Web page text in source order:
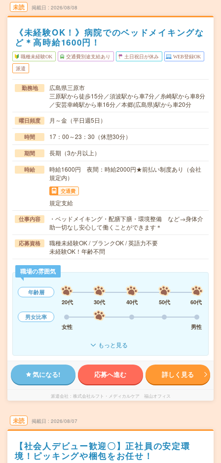
未読 掲載日 2026/08/08
《未経験OK！》病院でのベッドメイキングな
ど＊高時給1600円！
職種未経験OK 交通費別途支給あり 土日祝日が休み WEB登録OK
派遣
勤務地
広島県三原市
三原駅から徒歩15分／須波駅から車7分／糸崎駅から車8分
／安芸幸崎駅から車16分／本郷(広島県)駅から車20分
曜日頻度 月～金（平日週5日）
時間 17：00～23：30（休憩30分）
期間 長期（3か月以上）
時給
時給1600円 夜間：時給2000円★前払い制度あり（会社
規定内）
交通費
規定支給
仕事内容
・ベッドメイキング・配膳下膳・環境整備 など→身体介
助一切なし安心して働くことができます＊
応募資格
職種未経験OK / ブランクOK / 英語力不要
未経験OK！年齢不問
職場の雰囲気
年齢層
20代
30代 40代 50代
60代
男女比率
女性
男性
もっと見る
気になる! 応募へ進む 詳しく見る
派遣会社 株式会社ルフト・メディカルケア 福山オフィス
未読 掲載日 2026/08/07
【社会人デビュー歓迎〇】正社員の安定環
境！ピッキングや梱包をお任せ！